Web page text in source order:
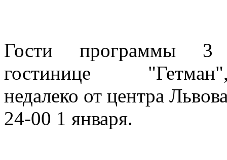
Гости программы
гостинице
"Гетман"
недалеко от центра
24-00 1 января.